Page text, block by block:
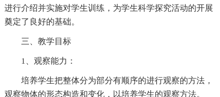
进行介绍并实施对学生训练，为学生科学探究活动的开展
奠定了良好的基础。
三、教学目标
1、观察能力：
培养学生把整体分为部分有顺序的进行观察的方法，
观察物体的形态构造和变化，以培养学生的观察方法。